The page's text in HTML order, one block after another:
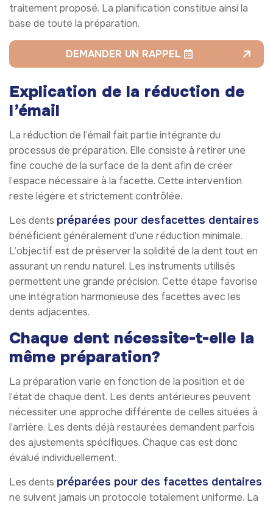
traitement proposé. La planification constitue ainsi la
base de toute la préparation.
DEMANDER UN RAPPEL
Explication de la réduction de
l’émail
La réduction de l’émail fait partie intégrante du
processus de préparation. Elle consiste à retirer une
fine couche de la surface de la dent afin de créer
l’espace nécessaire à la facette. Cette intervention
reste légère et strictement contrôlée.
Les dents préparées pour desfacettes dentaires
bénéficient généralement d’une réduction minimale.
L’objectif est de préserver la solidité de la dent tout en
assurant un rendu naturel. Les instruments utilisés
permettent une grande précision. Cette étape favorise
une intégration harmonieuse des facettes avec les
dents adjacentes.
Chaque dent nécessite-t-elle la
même préparation?
La préparation varie en fonction de la position et de
l’état de chaque dent. Les dents antérieures peuvent
nécessiter une approche différente de celles situées à
l’arrière. Les dents déjà restaurées demandent parfois
des ajustements spécifiques. Chaque cas est donc
évalué individuellement.
Les dents préparées pour des facettes dentaires
ne suivent jamais un protocole totalement uniforme. La